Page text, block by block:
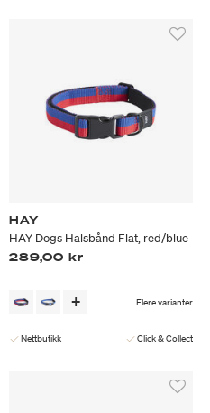
HAY
HAY Dogs Halsbånd Flat, red/blue
289,00 kr
Flere varianter
Nettbutikk Click & Collect